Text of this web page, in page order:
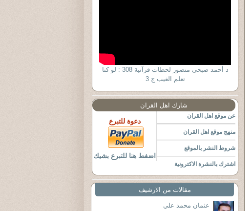
د أحمد صبحى منصور لحظات قرآنية 308 : لو كنا
نعلم الغيب ج 3
شارك اهل القران
عن موقع اهل القران
منهج موقع اهل القران
شروط النشر بالموقع
اشترك بالنشرة الاكترونية
دعوة للتبرع
اضغط هنا للتبرع بشيك
مقالات من الارشيف
عثمان محمد علي